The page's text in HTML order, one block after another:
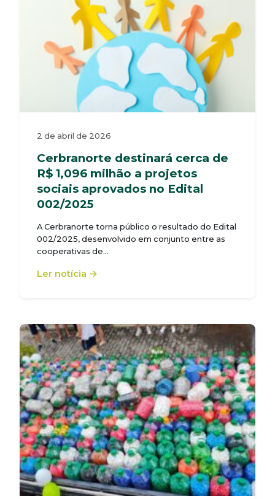
2 de abril de 2026
Cerbranorte destinará cerca de
R$ 1,096 milhão a projetos
sociais aprovados no Edital
002/2025
A Cerbranorte torna público o resultado do Edital
002/2025, desenvolvido em conjunto entre as
cooperativas de…
Ler notícia →